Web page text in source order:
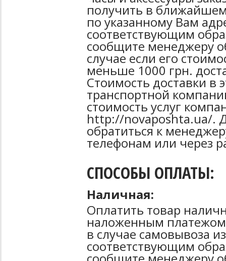
получить в
по указанному Вам
соответствующим
сообщите менеджеру
случае если его
меньше 1000 грн.
Стоимость доставки в
транспортной
стоимость услуг
http://novaposhta.ua/.
обратиться к
телефонам или через
СПОСОБЫ ОПЛАТЫ:
Наличная:
Оплатить товар
наложенным
в случае самовывоза
соответствующим